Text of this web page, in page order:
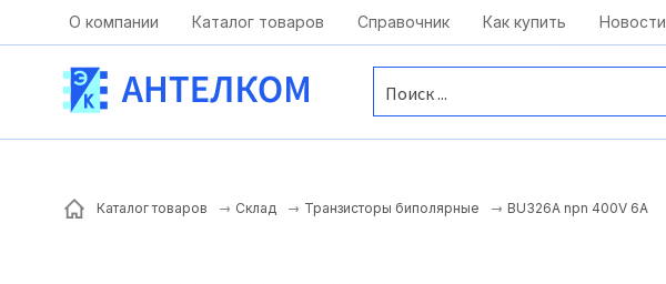
kai@antelcom.ru
Москва, ул. Московская, д.1 офис 1
О компании Каталог товаров Справочник Как купить Новости
Каталог товаров Склад Транзисторы биполярные BU326A npn 400V 6A